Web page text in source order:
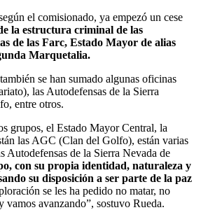
el comisionado, ya empezó un cese
la estructura criminal de las
de las Farc, Estado Mayor de alias
Marquetalia.
se han sumado algunas oficinas
las Autodefensas de la Sierra
entre otros.
grupos, el Estado Mayor Central, la
las AGC (Clan del Golfo), están varias
Autodefensas de la Sierra Nevada de
con su propia identidad, naturaleza y
su disposición a ser parte de la paz
se les ha pedido no matar, no
vamos avanzando”, sostuvo Rueda.